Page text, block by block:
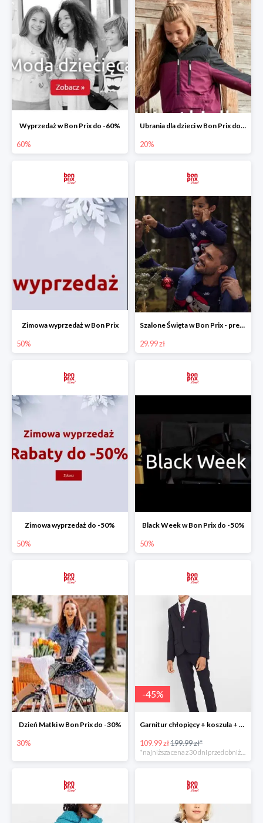
Wyprzedaż w Bon Prix do -60%
60%
Ubrania dla dzieci w Bon Prix do -20%
20%
Zimowa wyprzedaż w Bon Prix
50%
Szalone Święta w Bon Prix - prezenty od 29,99 zł
29.99 zł
Zimowa wyprzedaż do -50%
50%
Black Week w Bon Prix do -50%
50%
Dzień Matki w Bon Prix do -30%
30%
-45%
Garnitur chłopięcy + koszula + krawat (4 części) -45%
109.99 zł199.99 zł*
*najniższa cena z 30 dni przed obniżką